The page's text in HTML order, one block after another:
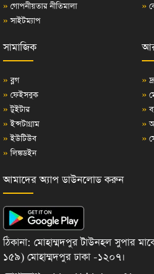
» গোপনীয়তার নীতিমালা
» সাইটম্যাপ
»
সামাজিক
» ব্লগ
» ফেইসবুক
» টুইটার
» ইন্সটাগ্রাম
» ইউটিউব
» লিঙ্কডইন
»
»
»
»
»
আমাদের অ্যাপ ডাউনলোড করুন
ঠিকানা: মোহাম্মদপুর টাউনহল সুপার
১৫৯) মোহাম্মদপুর ঢাকা -১২০৭।